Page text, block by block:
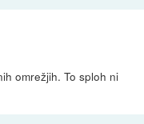
omrežjih. To sploh ni